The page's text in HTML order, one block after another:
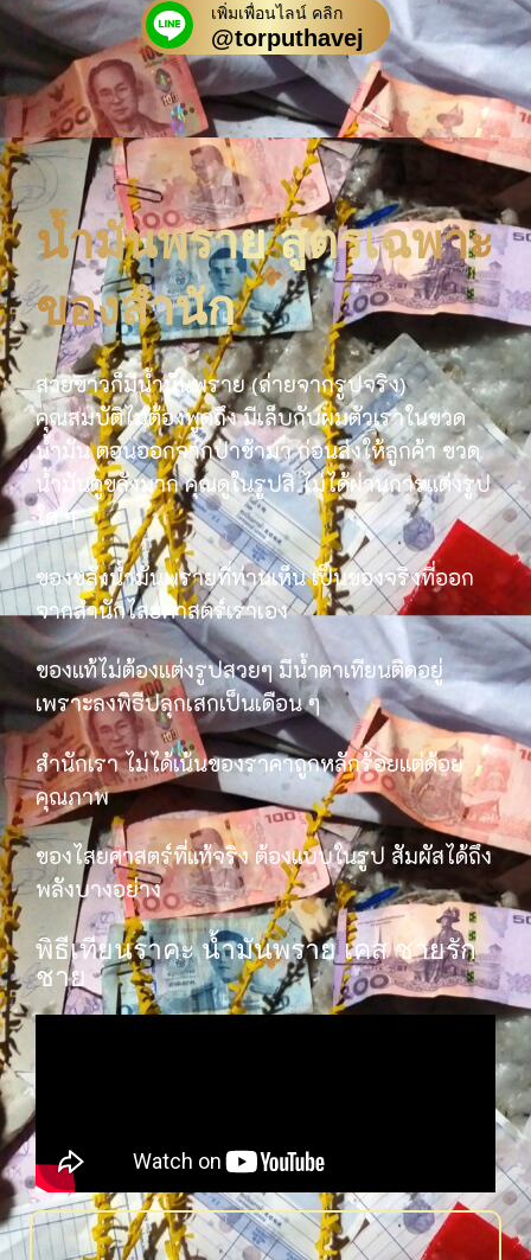
เพิ่มเพื่อนไลน์ คลิก
@torputhavej
น้ำมันพราย สูตรเฉพาะ
ของสำนัก
สายขาวก็มีน้ำมันพราย (ถ่ายจากรูปจริง)
คุณสมบัติไม่ต้องพูดถึง มีเล็บกับผมตัวเราในขวด
น้ำมัน ตอนออกจากป่าช้ามา ก่อนส่งให้ลูกค้า ขวด
น้ำมันดูขลังมาก คุณดูในรูปสิ ไม่ได้ผ่านการแต่งรูป
ใด ๆ
ของขลังน้ำมันพรายที่ท่านเห็น เป็นของจริงที่ออก
จากสำนักไสยศาสตร์เราเอง
ของแท้ไม่ต้องแต่งรูปสวยๆ มีน้ำตาเทียนติดอยู่
เพราะลงพิธีปลุกเสกเป็นเดือน ๆ
สำนักเรา ไม่ได้เน้นของราคาถูกหลักร้อยแต่ด้อย
คุณภาพ
ของไสยศาสตร์ที่แท้จริง ต้องแบบในรูป สัมผัสได้ถึง
พลังบางอย่าง
พิธีเทียนราคะ น้ำมันพราย เคส ชายรัก
ชาย